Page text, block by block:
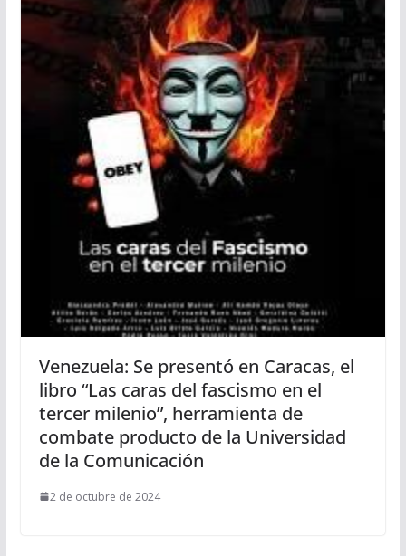
Venezuela: Se presentó en Caracas, el
libro “Las caras del fascismo en el
tercer milenio”, herramienta de
combate producto de la Universidad
de la Comunicación
2 de octubre de 2024